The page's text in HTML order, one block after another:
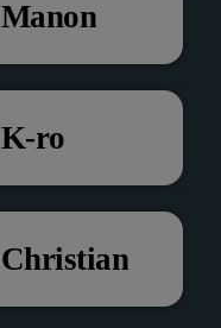
Manon
K-ro
Christian